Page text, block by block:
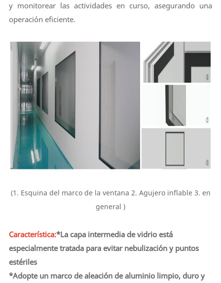
y monitorear las actividades en curso, asegurando una
operación eficiente.
(1. Esquina del marco de la ventana 2. Agujero inflable3. en
general )
Característica:*La capa intermedia de vidrio está
especialmente tratada para evitar nebulización y puntos
estériles
*Adopte un marco de aleación de aluminio limpio, duro y